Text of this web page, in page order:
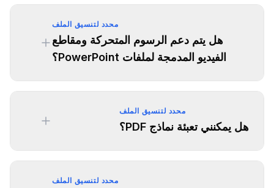
محدد لتنسيق الملف
هل يتم دعم الرسوم المتحركة ومقاطع
الفيديو المدمجة لملفات PowerPoint؟
محدد لتنسيق الملف
هل يمكنني تعبئة نماذج PDF؟
محدد لتنسيق الملف